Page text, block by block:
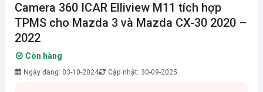
Camera 360 ICAR Elliview M11 tích hợp
TPMS cho Mazda 3 và Mazda CX-30 2020 –
2022
Còn hàng
Ngày đăng: 03-10-2024 Cập nhật: 30-09-2025